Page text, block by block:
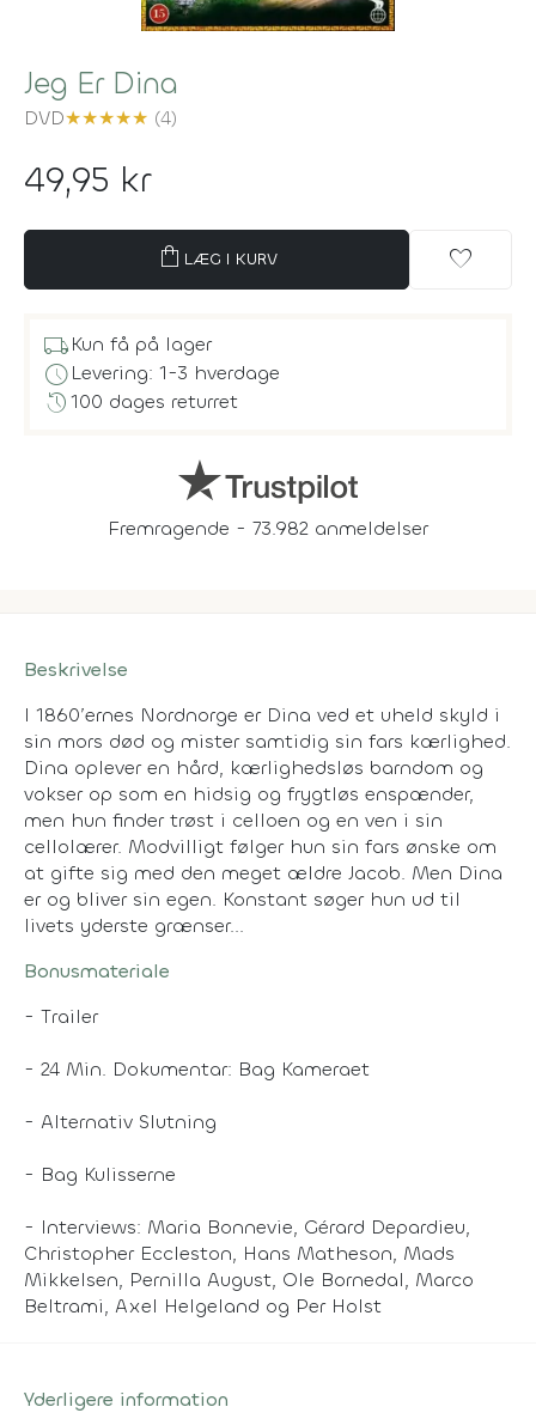
Jeg Er Dina
DVD★★★★★ (4)
49,95 kr
shopping_bag LÆG I KURV favorite
local_shippingKun få på lager
scheduleLevering: 1-3 hverdage
history100 dages returret
Fremragende - 73.982 anmeldelser
Beskrivelse
I 1860’ernes Nordnorge er Dina ved et uheld skyld i
sin mors død og mister samtidig sin fars kærlighed.
Dina oplever en hård, kærlighedsløs barndom og
vokser op som en hidsig og frygtløs enspænder,
men hun finder trøst i celloen og en ven i sin
cellolærer. Modvilligt følger hun sin fars ønske om
at gifte sig med den meget ældre Jacob. Men Dina
er og bliver sin egen. Konstant søger hun ud til
livets yderste grænser...
Bonusmateriale
- Trailer
- 24 Min. Dokumentar: Bag Kameraet
- Alternativ Slutning
- Bag Kulisserne
- Interviews: Maria Bonnevie, Gérard Depardieu,
Christopher Eccleston, Hans Matheson, Mads
Mikkelsen, Pernilla August, Ole Bornedal, Marco
Beltrami, Axel Helgeland og Per Holst
Yderligere information